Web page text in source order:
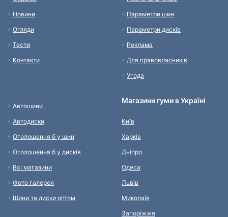
Новини
Огляди
Тести
Контакти
Параметри шин
Параметри дисків
Реклама
Для правовласників
Угода
Автошини
Автодиски
Оголошення б у шин
Оголошення б у дисків
Всі магазини
Фото галерея
Шини та диски оптом
Магазини гуми в Україні
Київ
Харків
Дніпро
Одеса
Львів
Миколаїв
Запоріжжя